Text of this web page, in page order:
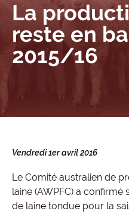
La
reste en
2015/16
Vendredi 1er avril 2016
Le Comité australien de
laine (AWPFC) a
de laine tondue pour la